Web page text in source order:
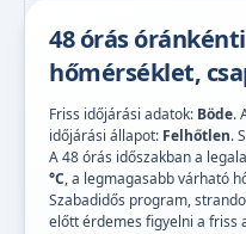
48 órás
hőmérséklet,
Friss időjárási adatok: Böde.
időjárási állapot: Felhőtlen.
A 48 órás időszakban a
°C, a legmagasabb várható
Szabadidős program,
előtt érdemes figyelni a friss